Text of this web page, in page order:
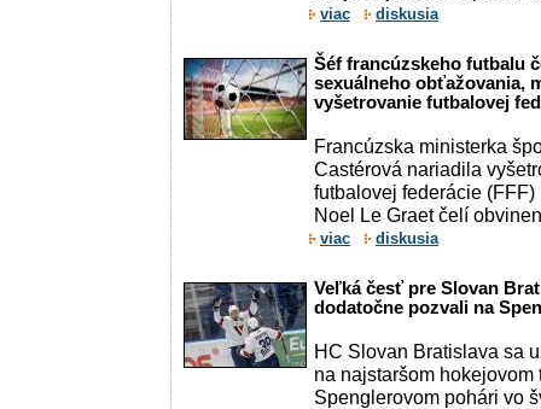
viac diskusia
Šéf francúzskeho futbalu
sexuálneho obťažovania,
vyšetrovanie futbalovej
Francúzska ministerka
Castérová nariadila
futbalovej federácie
Noel Le Graet čelí
viac diskusia
Veľká česť pre Slovan
dodatočne pozvali na
HC Slovan Bratislava sa
na najstaršom hokejovom
Spenglerovom pohári vo